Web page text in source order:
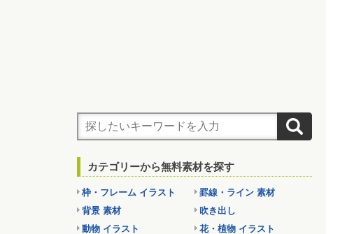
カテゴリーから無料素材を探す
枠・フレーム イラスト
罫線・ライン 素材
背景 素材
吹き出し
動物 イラスト
花・植物 イラスト